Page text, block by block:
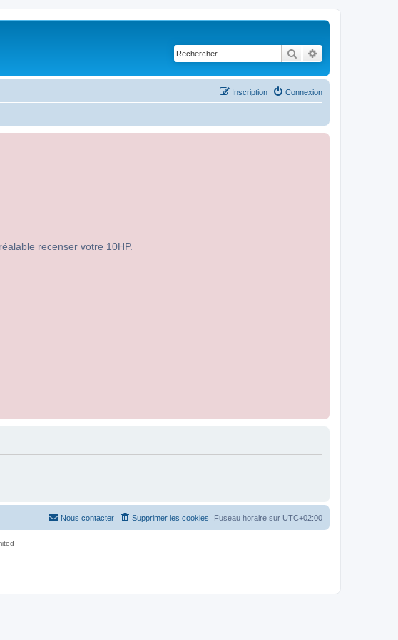
Rechercher
Connexion
Inscription
recenser votre 10HP.
Fuseau horaire sur UTC+02:00
Supprimer les cookies
Nous contacter